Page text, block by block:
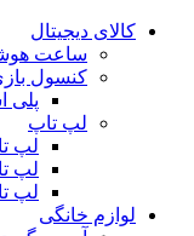
کالای دیجیتال
ساعت
کنسول
پلی
لپ تاپ
لپ
لپ
لپ
لوازم خانگی